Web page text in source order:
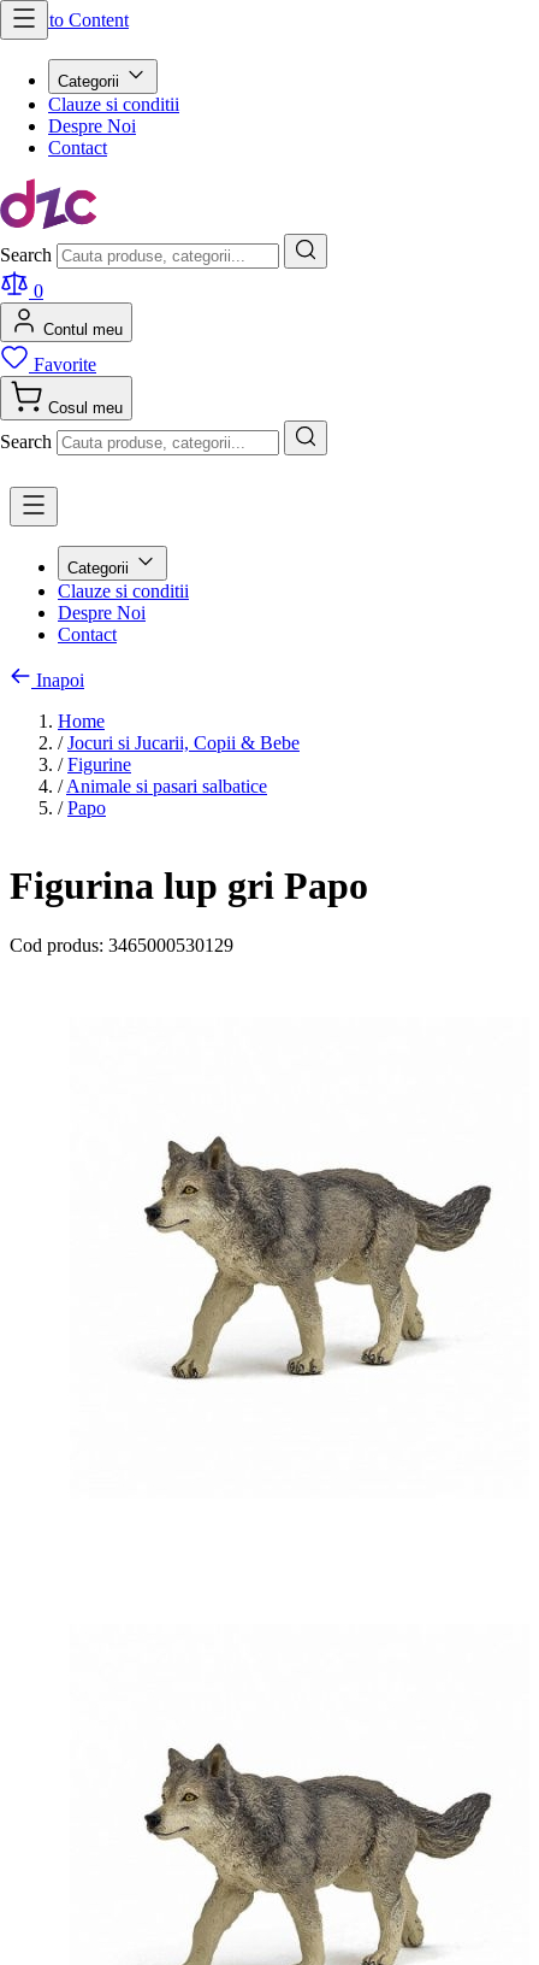
Skip to Content
Categorii
Clauze si conditii
Despre Noi
Contact
Search
0
Contul meu
Favorite
Cosul meu
Search
Categorii
Clauze si conditii
Despre Noi
Contact
Inapoi
Home
/ Jocuri si Jucarii, Copii & Bebe
/ Figurine
/ Animale si pasari salbatice
/ Papo
Figurina lup gri Papo
Cod produs: 3465000530129